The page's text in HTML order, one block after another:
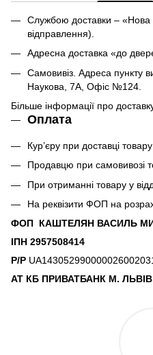
Службою доставки – «Нова
відправлення).
Адресна доставка «до
Самовивіз. Адреса пункту
Наукова, 7А, Офіс №124.
Більше інформації про
Оплата
Кур’єру при доставці товару
Продавцю при самовивозі
При отриманні товару у
На реквізити ФОП на
ФОП КАШТЕЛЯН ВАСИЛЬ
ІПН 2957508414
Р/Р
АТ КБ ПРИВАТБАНК М. ЛЬВІВ